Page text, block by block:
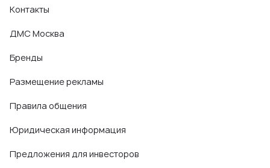
Контакты
ДМС Москва
Бренды
Размещение рекламы
Правила общения
Юридическая информация
Предложения для инвесторов